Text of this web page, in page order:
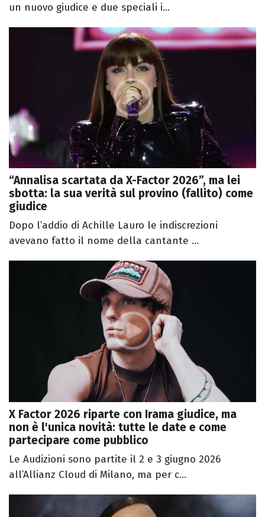
un nuovo giudice e due speciali i...
“Annalisa scartata da X-Factor 2026”, ma lei
sbotta: la sua verità sul provino (fallito) come
giudice
Dopo l’addio di Achille Lauro le indiscrezioni
avevano fatto il nome della cantante ...
X Factor 2026 riparte con Irama giudice, ma
non è l'unica novità: tutte le date e come
partecipare come pubblico
Le Audizioni sono partite il 2 e 3 giugno 2026
all’Allianz Cloud di Milano, ma per c...